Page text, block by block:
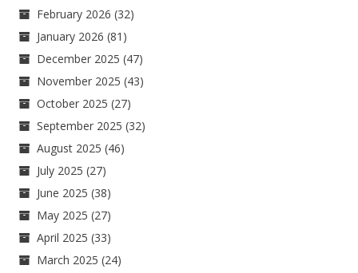
February 2026 (32)
January 2026 (81)
December 2025 (47)
November 2025 (43)
October 2025 (27)
September 2025 (32)
August 2025 (46)
July 2025 (27)
June 2025 (38)
May 2025 (27)
April 2025 (33)
March 2025 (24)